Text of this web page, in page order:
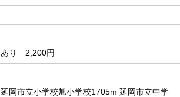
あり 2,200円
延岡市立小学校旭小学校1705m 延岡市立中学